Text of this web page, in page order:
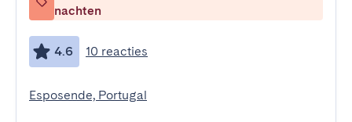
nachten
4.6 10 reacties
Esposende, Portugal